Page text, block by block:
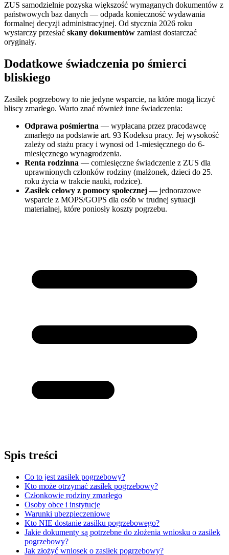
ZUS samodzielnie pozyska większość wymaganych dokumentów z
państwowych baz danych — odpada konieczność wydawania
formalnej decyzji administracyjnej. Od stycznia 2026 roku
wystarczy przesłać skany dokumentów zamiast dostarczać
oryginały.
Dodatkowe świadczenia po śmierci
bliskiego
Zasiłek pogrzebowy to nie jedyne wsparcie, na które mogą liczyć
bliscy zmarłego. Warto znać również inne świadczenia:
Odprawa pośmiertna — wypłacana przez pracodawcę
zmarłego na podstawie art. 93 Kodeksu pracy. Jej wysokość
zależy od stażu pracy i wynosi od 1-miesięcznego do 6-
miesięcznego wynagrodzenia.
Renta rodzinna — comiesięczne świadczenie z ZUS dla
uprawnionych członków rodziny (małżonek, dzieci do 25.
roku życia w trakcie nauki, rodzice).
Zasiłek celowy z pomocy społecznej — jednorazowe
wsparcie z MOPS/GOPS dla osób w trudnej sytuacji
materialnej, które poniosły koszty pogrzebu.
Spis treści
Co to jest zasiłek pogrzebowy?
Kto może otrzymać zasiłek pogrzebowy?
Członkowie rodziny zmarłego
Osoby obce i instytucje
Warunki ubezpieczeniowe
Kto NIE dostanie zasiłku pogrzebowego?
Jakie dokumenty są potrzebne do złożenia wniosku o zasiłek
pogrzebowy?
Jak złożyć wniosek o zasiłek pogrzebowy?